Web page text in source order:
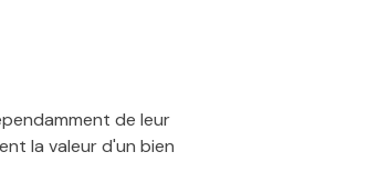
de leur
la valeur d'un bien